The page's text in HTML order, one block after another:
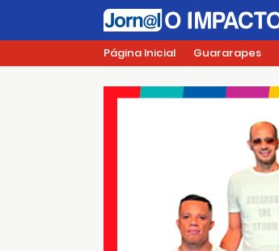
Página Inicial Guararapes